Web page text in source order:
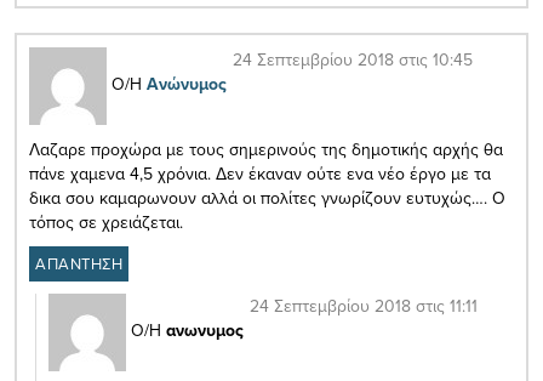
Ο/Η Ανώνυμος
24 Σεπτεμβρίου 2018 στις 10:45
Λαζαρε προχώρα με τους σημερινούς της δημοτικής αρχής θα
πάνε χαμενα 4,5 χρόνια. Δεν έκαναν ούτε ενα νέο έργο με τα
δικα σου καμαρωνουν αλλά οι πολίτες γνωρίζουν ευτυχώς…. Ο
τόπος σε χρειάζεται.
ΑΠΑΝΤΗΣΗ
Ο/Η ανωνυμος
24 Σεπτεμβρίου 2018 στις 11:11